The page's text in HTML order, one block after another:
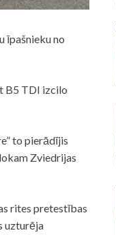
īpašnieku no
B5 TDI izcilo
to pierādījis
Zviedrijas
rites pretestības
uzturēja